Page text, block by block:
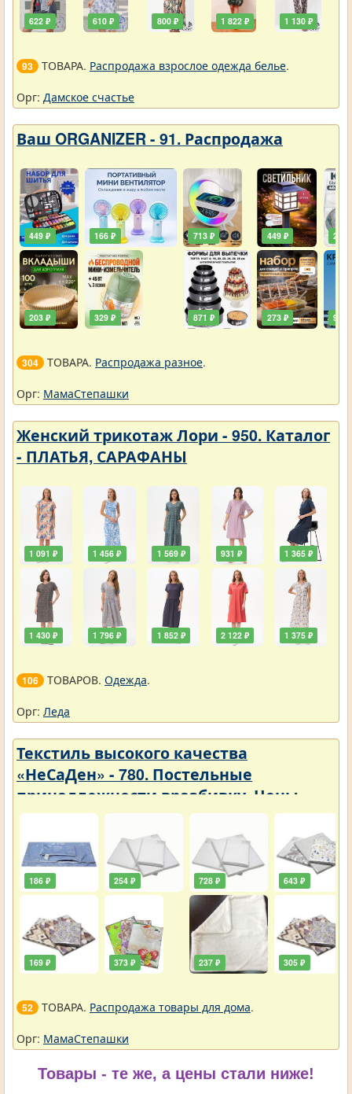
622 ₽ 610 ₽ 800 ₽ 1 822 ₽ 1 130 ₽
93 ТОВАРА. Распродажа взрослое одежда белье.
Орг: Дамское счастье
Ваш ORGANIZER - 91. Распродажа
449 ₽
203 ₽
166 ₽
329 ₽
713 ₽
871 ₽
449 ₽
273 ₽
203
90 ₽
304 ТОВАРА. Распродажа разное.
Орг: МамаСтепашки
Женский трикотаж Лори - 950. Каталог
- ПЛАТЬЯ, САРАФАНЫ
1 091 ₽
1 430 ₽
1 456 ₽
1 796 ₽
1 569 ₽
1 852 ₽
931 ₽
2 122 ₽
1 365 ₽
1 375 ₽
106 ТОВАРОВ. Одежда.
Орг: Леда
Текстиль высокого качества
«НеСаДен» - 780. Постельные
принадлежности вразбивку. Цены
упали
186 ₽
169 ₽
254 ₽
373 ₽
728 ₽
237 ₽
643 ₽
305 ₽
52 ТОВАРА. Распродажа товары для дома.
Орг: МамаСтепашки
Товары - те же, а цены стали ниже!